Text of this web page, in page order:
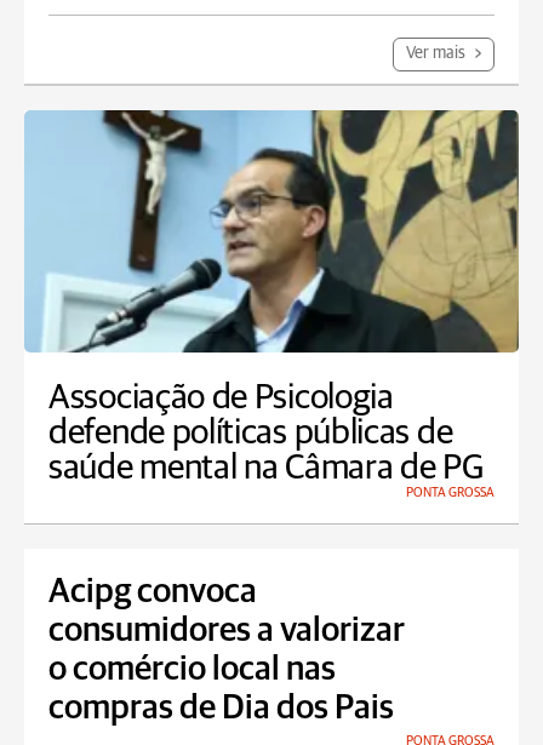
Ver mais
Associação de Psicologia
defende políticas públicas de
saúde mental na Câmara de PG
PONTA GROSSA
Acipg convoca
consumidores a valorizar
o comércio local nas
compras de Dia dos Pais
PONTA GROSSA